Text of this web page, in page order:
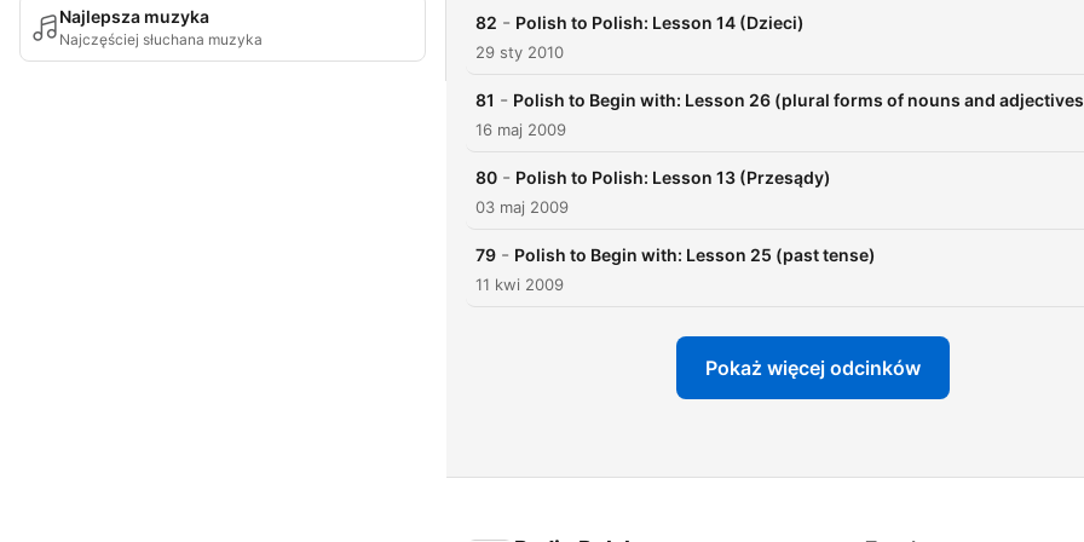
Najlepsza muzyka
Najczęściej słuchana muzyka
82 - Polish to Polish: Lesson 14 (Dzieci)
29 sty 2010
81 - Polish to Begin with: Lesson 26 (plural forms of nouns and
16 maj 2009
80 - Polish to Polish: Lesson 13 (Przesądy)
03 maj 2009
79 - Polish to Begin with: Lesson 25 (past tense)
11 kwi 2009
Pokaż więcej odcinków